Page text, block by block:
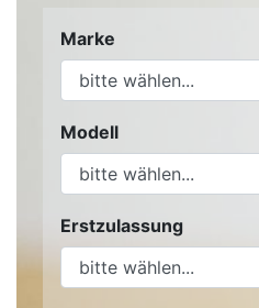
Marke
Modell
Erstzulassung